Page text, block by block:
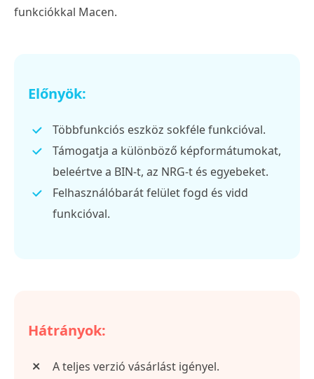
funkciókkal Macen.
Előnyök:
Többfunkciós eszköz sokféle funkcióval.
Támogatja a különböző képformátumokat,
beleértve a BIN-t, az NRG-t és egyebeket.
Felhasználóbarát felület fogd és vidd
funkcióval.
Hátrányok:
A teljes verzió vásárlást igényel.